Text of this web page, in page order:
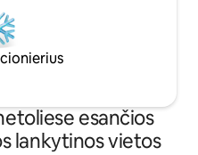
esančios
lankytinos vietos